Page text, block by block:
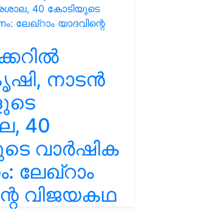
നാടൻ
40
വാർഷിക
ലേഖ്‌റാം
വിജയകഥ